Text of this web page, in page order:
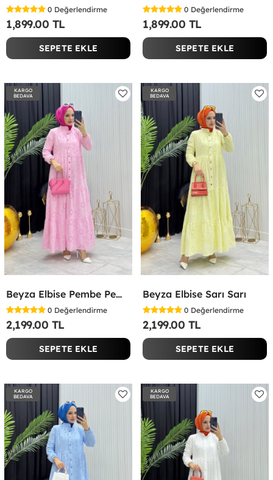
0 Değerlendirme
1,899.00 TL
SEPETE EKLE
0 Değerlendirme
1,899.00 TL
SEPETE EKLE
KARGO
BEDAVA
Beyza Elbise Pembe Pembe
0 Değerlendirme
2,199.00 TL
SEPETE EKLE
KARGO
BEDAVA
Beyza Elbise Sarı Sarı
0 Değerlendirme
2,199.00 TL
SEPETE EKLE
KARGO
BEDAVA
KARGO
BEDAVA